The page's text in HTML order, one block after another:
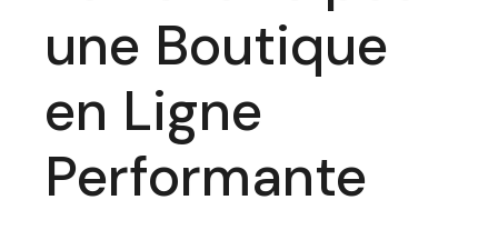
une Boutique
en Ligne
Performante